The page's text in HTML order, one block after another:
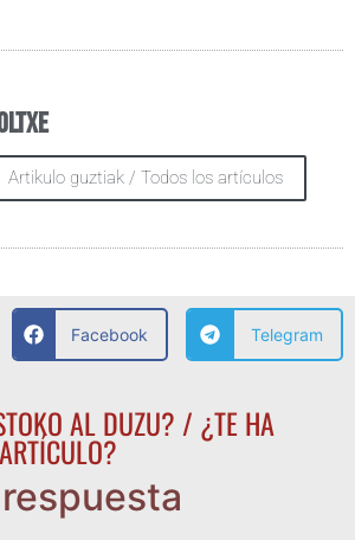
Artikulo guztiak / Todos los artículos
Facebook Telegram
AL DUZU? / ¿TE HA